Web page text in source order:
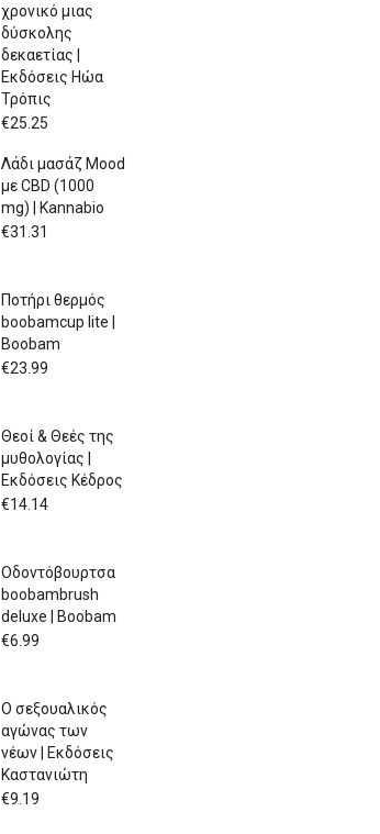
χρονικό μιας
δύσκολης
δεκαετίας |
Εκδόσεις Ηώα
Τρόπις
€25.25
Λάδι μασάζ Mood
με CBD (1000
mg) | Kannabio
€31.31
Ποτήρι θερμός
boobamcup lite |
Boobam
€23.99
Θεοί & Θεές της
μυθολογίας |
Εκδόσεις Κέδρος
€14.14
Οδοντόβουρτσα
boobambrush
deluxe | Boobam
€6.99
Ο σεξουαλικός
αγώνας των
νέων | Εκδόσεις
Καστανιώτη
€9.19